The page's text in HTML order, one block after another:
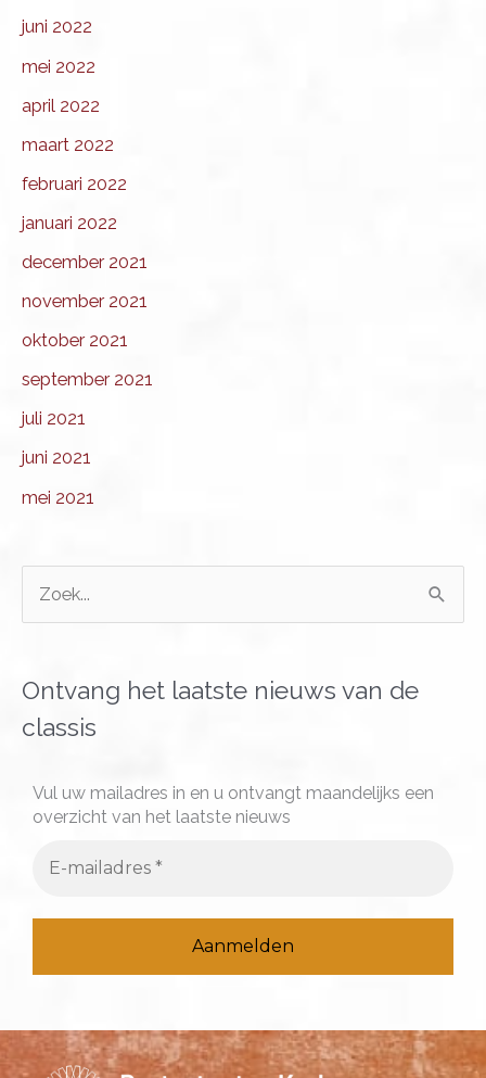
juni 2022
mei 2022
april 2022
maart 2022
februari 2022
januari 2022
december 2021
november 2021
oktober 2021
september 2021
juli 2021
juni 2021
mei 2021
k
n
Ontvang het laatste nieuws van de
classis
Vul uw mailadres in en u ontvangt maandelijks een
overzicht van het laatste nieuws